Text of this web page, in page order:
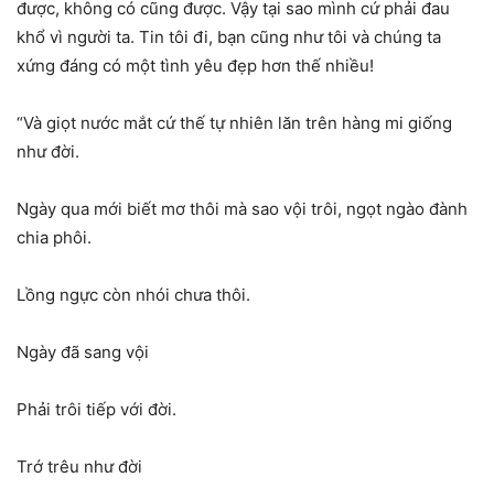
được, không có cũng được. Vậy tại sao mình cứ phải đau
khổ vì người ta. Tin tôi đi, bạn cũng như tôi và chúng ta
xứng đáng có một tình yêu đẹp hơn thế nhiều!
“Và giọt nước mắt cứ thế tự nhiên lăn trên hàng mi giống
như đời.
Ngày qua mới biết mơ thôi mà sao vội trôi, ngọt ngào đành
chia phôi.
Lồng ngực còn nhói chưa thôi.
Ngày đã sang vội
Phải trôi tiếp với đời.
Trớ trêu như đời